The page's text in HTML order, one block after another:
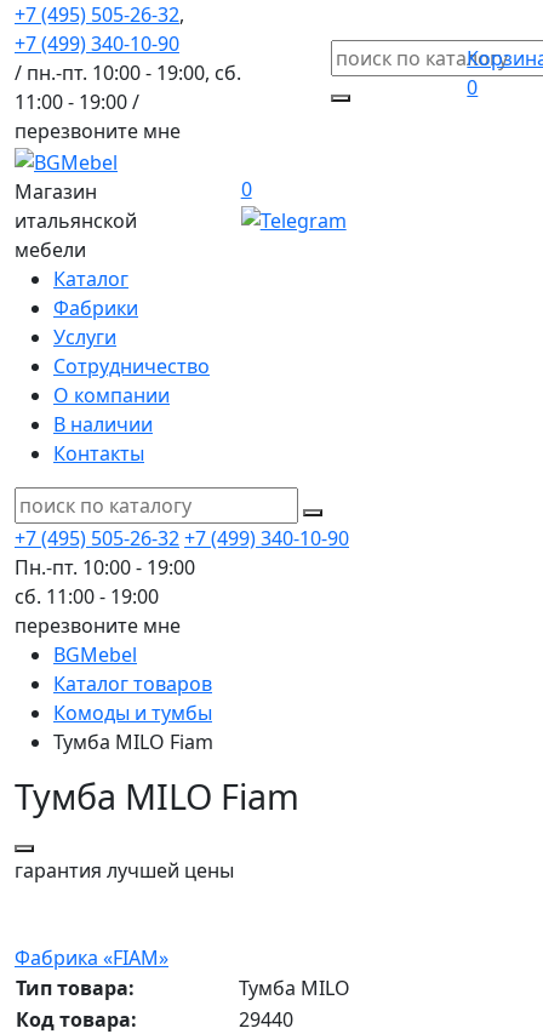
+7 (495) 505-26-32,
+7 (499) 340-10-90
/ пн.-пт. 10:00 - 19:00, сб.
11:00 - 19:00 /
перезвоните мне
0
Магазин
итальянской
мебели
0
Каталог
Фабрики
Услуги
Сотрудничество
О компании
В наличии
Контакты
+7 (495) 505-26-32+7 (499) 340-10-90
Пн.-пт. 10:00 - 19:00
сб. 11:00 - 19:00
перезвоните мне
BGMebel
Каталог товаров
Комоды и тумбы
Тумба MILO Fiam
Тумба MILO Fiam
гарантия лучшей цены
Фабрика «FIAM»
Тип товара:
Тумба MILO
Код товара:
29440